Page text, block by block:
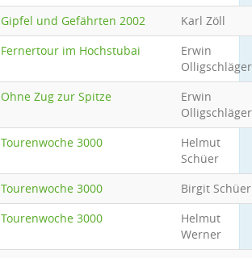
Gipfel und Gefährten 2002
Karl Zöll
Fernertour im Hochstubai
Erwin
Olligschläger
Ohne Zug zur Spitze
Erwin
Olligschläger
Tourenwoche 3000
Helmut
Schüer
Tourenwoche 3000
Birgit Schüer
Tourenwoche 3000
Helmut
Werner